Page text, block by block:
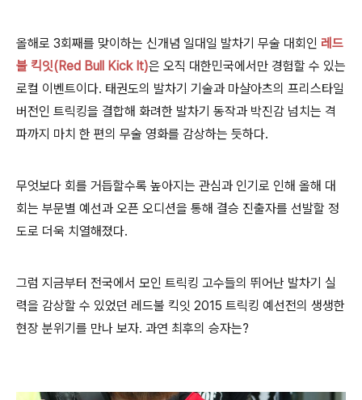
올해로 3회째를 맞이하는 신개념 일대일 발차기 무술 대회인 레드
불 킥잇(Red Bull Kick It)은 오직 대한민국에서만 경험할 수 있는
로컬 이벤트이다. 태권도의 발차기 기술과 마샬아츠의 프리스타일
버전인 트릭킹을 결합해 화려한 발차기 동작과 박진감 넘치는 격
파까지 마치 한 편의 무술 영화를 감상하는 듯하다.
무엇보다 회를 거듭할수록 높아지는 관심과 인기로 인해 올해 대
회는 부문별 예선과 오픈 오디션을 통해 결승 진출자를 선발할 정
도로 더욱 치열해졌다.
그럼 지금부터 전국에서 모인 트릭킹 고수들의 뛰어난 발차기 실
력을 감상할 수 있었던 레드불 킥잇 2015 트릭킹 예선전의 생생한
현장 분위기를 만나 보자. 과연 최후의 승자는?